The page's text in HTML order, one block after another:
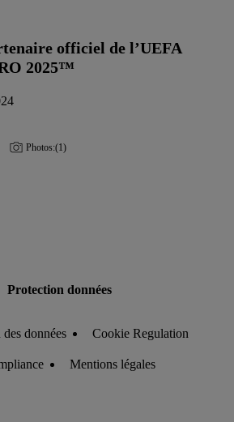
officiel de l’UEFA
2025™
Photos:(1)
Protection données
données Cookie Regulation
Mentions légales